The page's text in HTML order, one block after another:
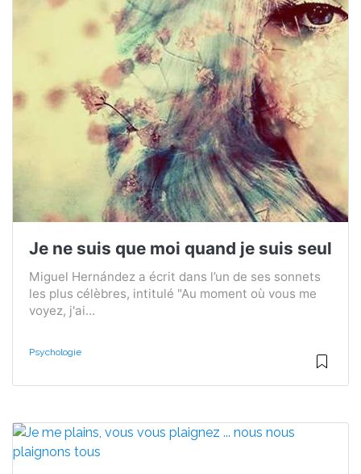
Je ne suis que moi quand je suis seul
Miguel Hernández a écrit dans l’un de ses sonnets
les plus célèbres, intitulé "Au moment où vous me
voyez, j'ai...
Psychologie